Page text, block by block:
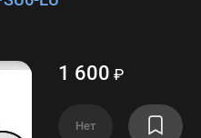
1 600 ₽
Нет